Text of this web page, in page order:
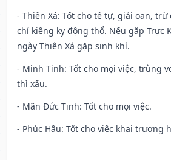
- Thiên Xá: Tốt cho tế tự, giải oan, trừ
chỉ kiêng kỵ động thổ. Nếu gặp Trực
ngày Thiên Xá gặp sinh khí.
- Minh Tinh: Tốt cho mọi việc, trùng
thì xấu.
- Mãn Đức Tinh: Tốt cho mọi việc.
- Phúc Hậu: Tốt cho việc khai trương